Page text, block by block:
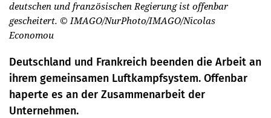
deutschen und französischen Regierung ist offenbar
gescheitert. © IMAGO/NurPhoto/IMAGO/Nicolas
Economou
Deutschland und Frankreich beenden die Arbeit an
ihrem gemeinsamen Luftkampfsystem. Offenbar
haperte es an der Zusammenarbeit der
Unternehmen.